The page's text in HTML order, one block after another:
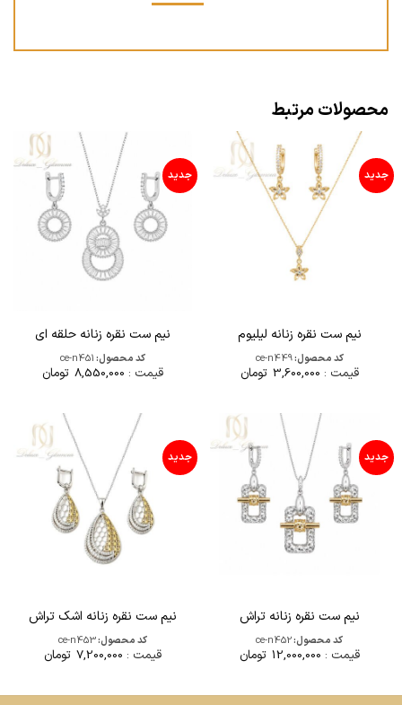
محصولات مرتبط
جدید
نیم ست نقره زنانه لیلیوم
کد محصول:ce-n449
قیمت : 3,600,000 تومان
جدید
نیم ست نقره زنانه حلقه ای
کد محصول:ce-n451
قیمت : 8,550,000 تومان
جدید
نیم ست نقره زنانه تراش
کد محصول:ce-n452
قیمت : 12,000,000 تومان
جدید
نیم ست نقره زنانه اشک تراش
کد محصول:ce-n453
قیمت : 7,200,000 تومان